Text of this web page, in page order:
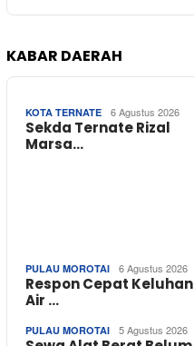
KABAR DAERAH
KOTA TERNATE 6 Agustus 2026
Sekda Ternate Rizal
Marsa…
PULAU MOROTAI 6 Agustus 2026
Respon Cepat Keluhan
Air …
PULAU MOROTAI 5 Agustus 2026